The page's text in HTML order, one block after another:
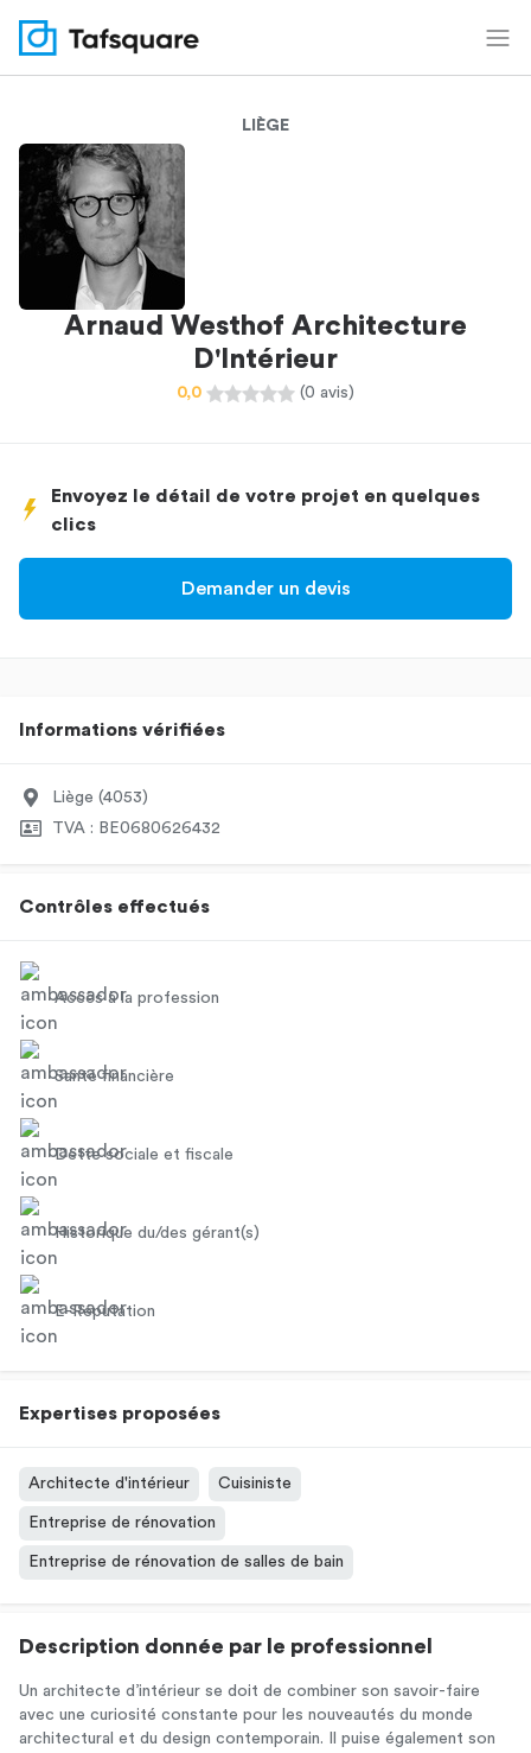
LIÈGE
Arnaud Westhof Architecture
D'Intérieur
0,0 (0 avis)
Envoyez le détail de votre projet en quelques
clics
Demander un devis
Informations vérifiées
Liège (4053)
TVA : BE0680626432
Contrôles effectués
Accès à la profession
Santé financière
Dette sociale et fiscale
Historique du/des gérant(s)
E-Réputation
Expertises proposées
Architecte d'intérieur Cuisiniste
Entreprise de rénovation
Entreprise de rénovation de salles de bain
Description donnée par le professionnel
Un architecte d’intérieur se doit de combiner son savoir-faire
avec une curiosité constante pour les nouveautés du monde
architectural et du design contemporain. Il puise également son